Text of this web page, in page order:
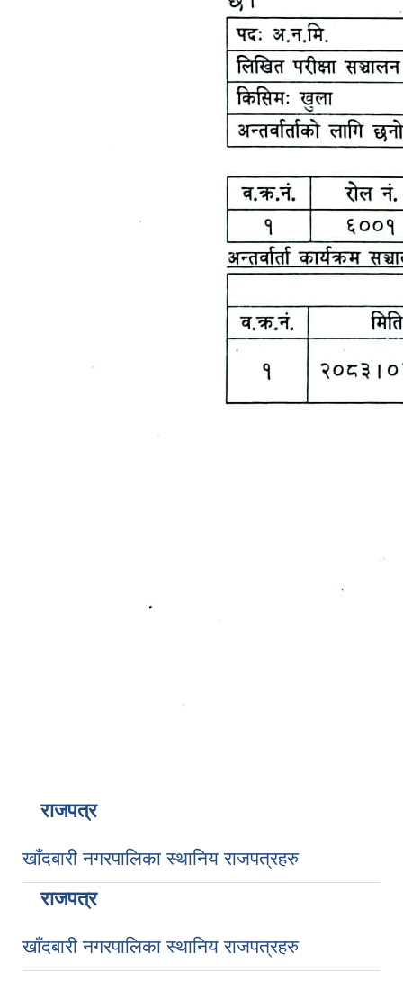
राजपत्र
खाँदबारी नगरपालिका स्थानिय राजपत्रहरु
राजपत्र
खाँदबारी नगरपालिका स्थानिय राजपत्रहरु